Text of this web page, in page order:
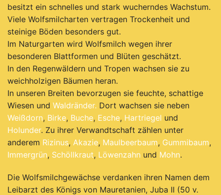
besitzt ein schnelles und stark wucherndes Wachstum.
Viele Wolfsmilcharten vertragen Trockenheit und
steinige Böden besonders gut.
Im Naturgarten wird Wolfsmilch wegen ihrer
besonderen Blattformen und Blüten geschätzt.
In den Regenwäldern und Tropen wachsen sie zu
weichholzigen Bäumen heran.
In unseren Breiten bevorzugen sie feuchte, schattige
Wiesen und Waldränder. Dort wachsen sie neben
Weißdorn, Birke, Buche, Esche, Hartriegel und
Holunder. Zu ihrer Verwandtschaft zählen unter
anderem Rizinus, Akazie, Maulbeerbaum, Gummibaum,
Immergrün, Schöllkraut, Löwenzahn und Mohn.
Die Wolfsmilchgewächse verdanken ihren Namen dem
Leibarzt des Königs von Mauretanien, Juba II (50 v.